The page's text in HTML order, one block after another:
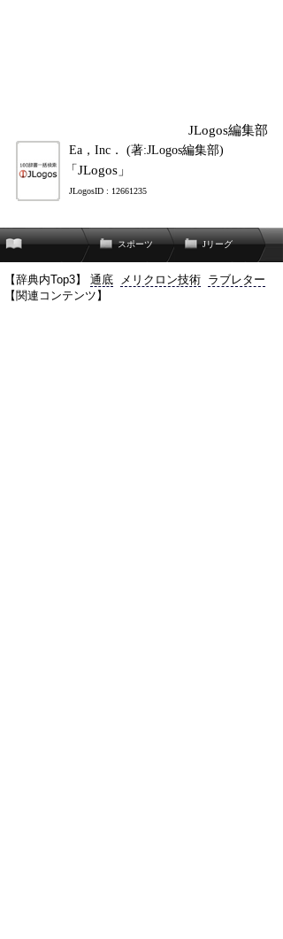
JLogos編集部
Ea，Inc． (著:JLogos編集部)
「JLogos」
JLogosID : 12661235
スポーツ Jリーグ
【辞典内Top3】 通底 メリクロン技術 ラブレター
【関連コンテンツ】